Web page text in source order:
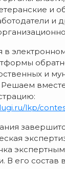
и
и
в
и
lkp/
В его состав